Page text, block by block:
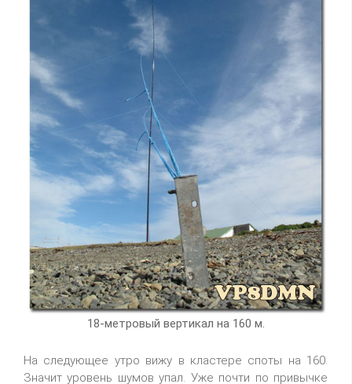
18-метровый вертикал на 160 м.
На следующее утро вижу в кластере споты на 160.
Значит уровень шумов упал. Уже почти по привычке